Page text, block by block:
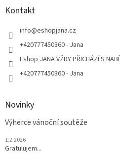
Kontakt
info@eshopjana.cz
+420777450360 - Jana
Eshop JANA VŽDY PŘICHÁZÍ S
+420777450360 - Jana
Novinky
Výherce vánoční soutěže
1.2.2026
Gratulujem...